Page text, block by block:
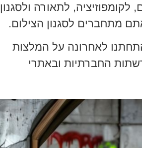
לתאורה ולסגנון
מתחברים לסגנון הצילום.
לאחרונה על המלצות
החברתיות ובאתרי